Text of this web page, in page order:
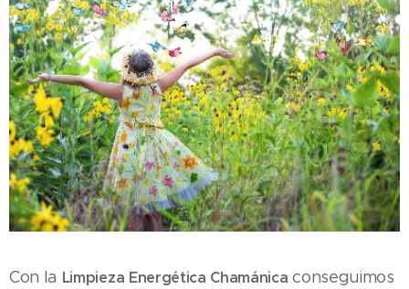
Con la Limpieza Energética Chamánica conseguimos